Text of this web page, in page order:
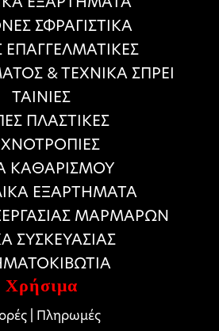
ΣΦΡΑΓΙΣΤΙΚΑ
ΕΠΑΓΓΕΛΜΑΤΙΚΕΣ
& ΤΕΧΝΙΚΑ ΣΠΡΕΙ
ΤΑΙΝΙΕΣ
ΠΛΑΣΤΙΚΕΣ
ΚΑΘΑΡΙΣΜΟΥ
ΕΞΑΡΤΗΜΑΤΑ
ΜΑΡΜΑΡΩΝ
ΣΥΣΚΕΥΑΣΙΑΣ
Χρήσιμα
| Πληρωμές